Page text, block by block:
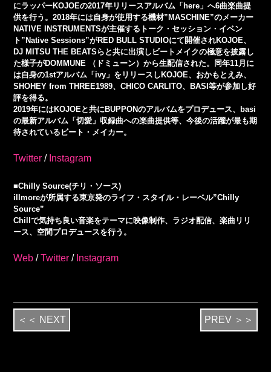
にラッパーKOJOEの2017年リリースアルバム「here」へ6曲楽曲提
供を行う。2018年には自身が使用する機材”MASCHINE”のメーカー
NATIVE INSTRUMENTSが主催するトーク・セッション・イベン
ト”Native Sessions”がRED BULL STUDIOにて開催されKOJOE、
DJ MITSU THE BEATSらと共に出演しビートメイクの極意を披露し
た様子がDOMMUNE （ドミューン）から生配信された。同年11月に
は自身の1stアルバム「ivy」をリリースしKOJOE、おかもとえみ、
SHOHEY from THREE1989、CHICO CARLITO、BASI等が参加し好
評を得る。
2019年にはKOJOEと共にBUPPONのアルバムをプロデュース、basi
の最新アルバム「切愛」収録曲への楽曲提供等、今後の活躍が最も期
待されているビート・メイカー。
Twitter / Instagram
■Chilly Source(チリ・ソース)
illmoreが所属する東京発のライフ・スタイル・レーベル”Chilly
Source”
Chillで気持ち良い音楽をテーマに映像制作、ラジオ配信、楽曲リリ
ース、空間プロデュースを行う。
Web /Twitter / Instagram
＜＜ NEXT PREV ＞＞